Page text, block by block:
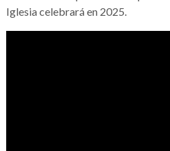
Iglesia celebrará en 2025.